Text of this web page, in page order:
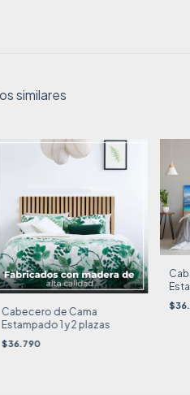
similares
Cabecero de Cama
Estampado 1 y 2 plazas
$36.790